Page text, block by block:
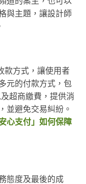
與主題，讓設計師
款方式，讓使用者
元的付款方式，包
超商繳費，提供消
並避免交易糾紛。
安心支付」如何保障
態度及最後的成